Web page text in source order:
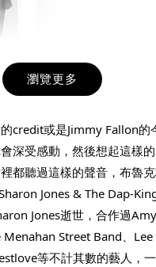
T-
+
瀏覽更多
credit或是Jimmy Fallon的
深受感動，然後想起這樣
都聽過這樣的聲音，布魯
Jones & The Dap-
Jones逝世，合作過Amy
Street Band、Lee
等不計其數的藝人，